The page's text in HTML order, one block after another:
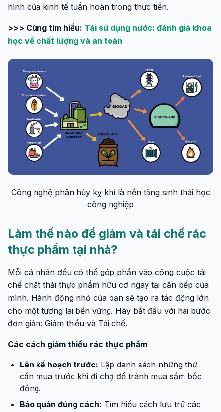
hình của kinh tế tuần hoàn trong thực tiễn.
>>> Cùng tìm hiểu: Tái sử dụng nước: đánh giá khoa
học về chất lượng và an toàn
Công nghệ phân hủy kỵ khí là nền tảng sinh thái học
công nghiệp
Làm thế nào để giảm và tái chế rác
thực phẩm tại nhà?
Mỗi cá nhân đều có thể góp phần vào công cuộc tái
chế chất thải thực phẩm hữu cơ ngay tại căn bếp của
mình. Hành động nhỏ của bạn sẽ tạo ra tác động lớn
cho một tương lai bền vững. Hãy bắt đầu với hai bước
đơn giản: Giảm thiểu và Tái chế.
Các cách giảm thiểu rác thực phẩm
Lên kế hoạch trước: Lập danh sách những thứ
cần mua trước khi đi chợ để tránh mua sắm bốc
đồng.
Bảo quản đúng cách: Tìm hiểu cách lưu trữ các